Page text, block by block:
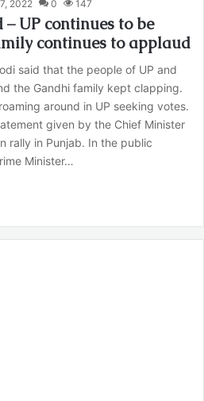
2022 0 147
UP continues to be
continues to applaud
said that the people of UP and
the Gandhi family kept clapping.
around in UP seeking votes.
given by the Chief Minister
rally in Punjab. In the public
Minister…